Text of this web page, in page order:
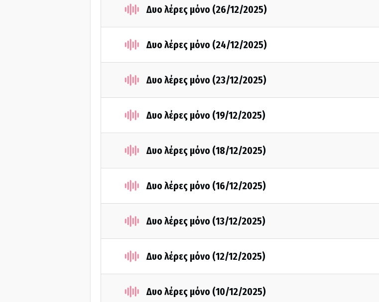
Δυο λέρες μόνο (26/12/2025)
Δυο λέρες μόνο (24/12/2025)
Δυο λέρες μόνο (23/12/2025)
Δυο λέρες μόνο (19/12/2025)
Δυο λέρες μόνο (18/12/2025)
Δυο λέρες μόνο (16/12/2025)
Δυο λέρες μόνο (13/12/2025)
Δυο λέρες μόνο (12/12/2025)
Δυο λέρες μόνο (10/12/2025)